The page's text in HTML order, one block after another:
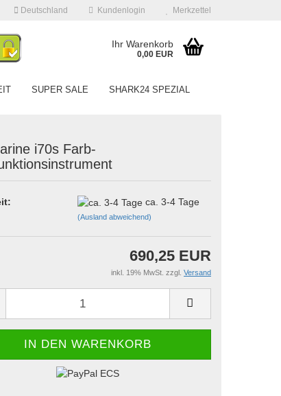
Deutschland Kundenlogin Merkzettel
Ihr Warenkorb
0,00 EUR
SUPER SALE SHARK24 SPEZIAL
i70s Farb-
ca. 3-4 Tage
(Ausland abweichend)
690,25 EUR
inkl. 19% MwSt. zzgl. Versand